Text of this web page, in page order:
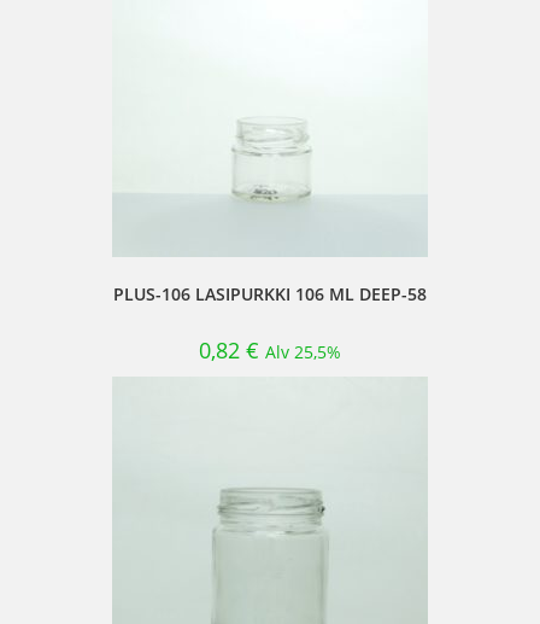
PLUS-106 LASIPURKKI 106 ML DEEP-58
0,82 € Alv 25,5%